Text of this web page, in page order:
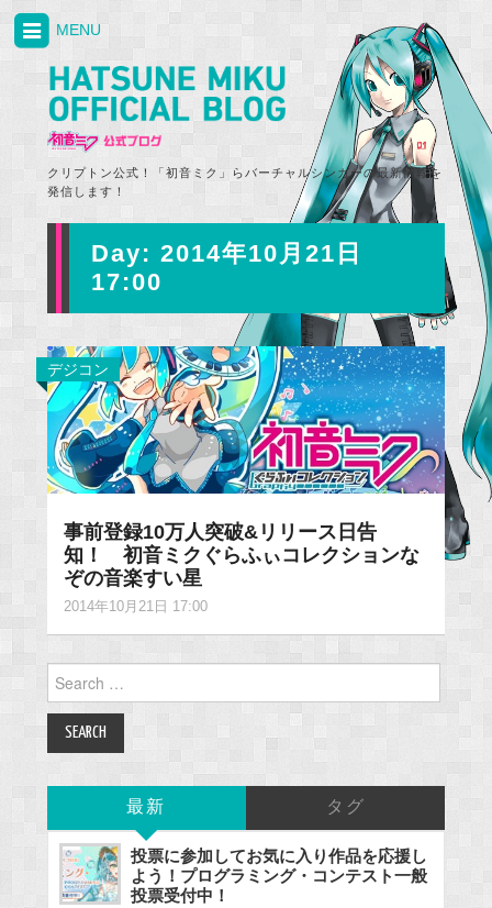
クリプトン公式！「初音ミク」らバーチャルシンガーの最新情報を
発信します！
MENU
Day: 2014年10月21日
17:00
デジコン
事前登録10万人突破&リリース日告
知！ 初音ミクぐらふぃコレクションな
ぞの音楽すい星
2014年10月21日 17:00
Search
for:
最新 タグ
投票に参加してお気に入り作品を応援し
よう！プログラミング・コンテスト一般
投票受付中！